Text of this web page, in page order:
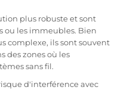
des capteurs
de votre
de mouvement
.
vous pouvez
votre alarme.
plus robuste et sont
ou les immeubles. Bien
complexe, ils sont souvent
des zones où les
sans fil.
d'interférence avec